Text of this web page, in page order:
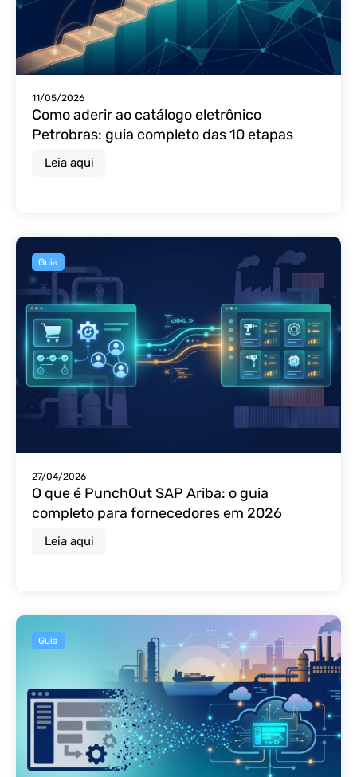
11/05/2026
Como aderir ao catálogo eletrônico
Petrobras: guia completo das 10 etapas
Leia aqui
Guia
27/04/2026
O que é PunchOut SAP Ariba: o guia
completo para fornecedores em 2026
Leia aqui
Guia